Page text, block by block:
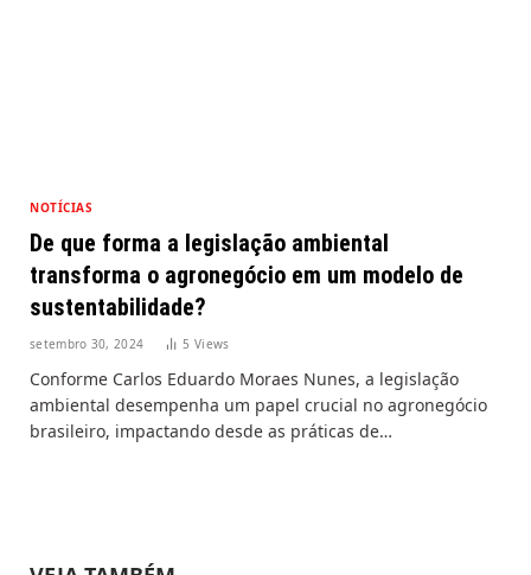
NOTÍCIAS
De que forma a legislação ambiental
transforma o agronegócio em um modelo de
sustentabilidade?
setembro 30, 2024 5Views
Conforme Carlos Eduardo Moraes Nunes, a legislação
ambiental desempenha um papel crucial no agronegócio
brasileiro, impactando desde as práticas de…